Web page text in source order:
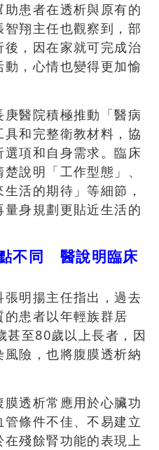
患者在透析與原有的
翔主任也觀察到，部
，因在家就可完成治
，心情也變得更加愉
醫院積極推動「醫病
和完整衛教材料，協
項和自身需求。臨床
說明「工作型態」、
活的期待」等細節，
身規劃更貼近生活的
不同 醫說明臨床
明揚主任指出，過去
患者以年輕族群居
甚至80歲以上長者，因
險，也將腹膜透析納
透析常應用於心臟功
條件不佳、不易建立
殘餘腎功能的表現上